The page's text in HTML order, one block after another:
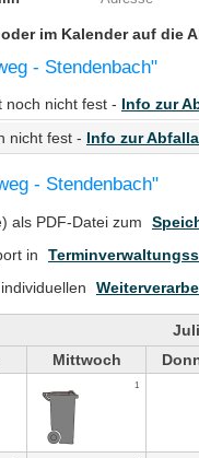
im Kalender auf die
- Stendenbach"
noch nicht fest - Info zur
nicht fest - Info zur
- Stendenbach"
als PDF-Datei zum
in
Mittwoch
1